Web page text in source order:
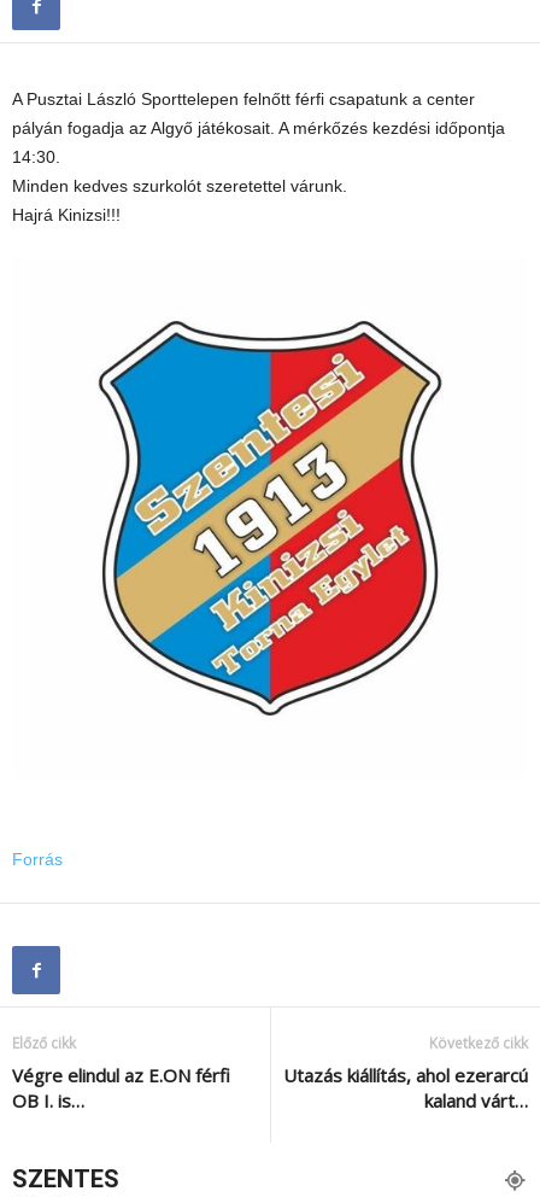
A Pusztai László Sporttelepen felnőtt férfi csapatunk a center
pályán fogadja az Algyő játékosait. A mérkőzés kezdési időpontja
14:30.
Minden kedves szurkolót szeretettel várunk.
Hajrá Kinizsi!!!
Forrás
Előző cikk
Végre elindul az E.ON férfi
OB I. is…
Következő cikk
Utazás kiállítás, ahol ezerarcú
kaland várt…
SZENTES